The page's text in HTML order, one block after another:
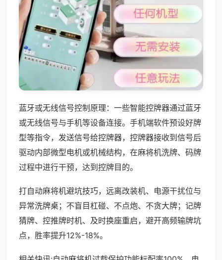
蓝牙或无线信号控制原理：一些智能控牌器通过蓝牙
或无线信号与手机等设备连接。手机端软件预设好牌
型等指令，发送信号给控牌器，控牌器接收到信号后
驱动内部微型电机或机械结构，在麻将机洗牌、码牌
过程中进行干预，达到控牌目的。
打自动麻将机避坑技巧，远离改装机、电源干扰位与
异常洗牌桌；不盲目杠碰、不点炮、不贪大牌；记牌
猜牌、控推牌时机、及时换座重启，避开高频输牌坑
点，胜率提升12%-18%。